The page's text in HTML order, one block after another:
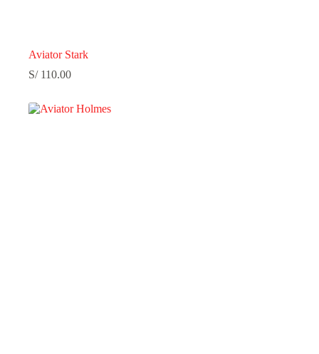
Aviator Stark
S/110.00